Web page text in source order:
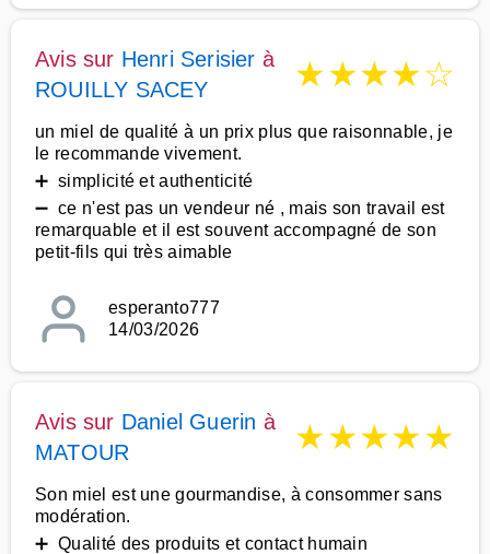
Avis sur Henri Serisier à
ROUILLY SACEY
★★★★☆
un miel de qualité à un prix plus que raisonnable, je
le recommande vivement.
➕ simplicité et authenticité
➖ ce n'est pas un vendeur né , mais son travail est
remarquable et il est souvent accompagné de son
petit-fils qui très aimable
esperanto777
14/03/2026
Avis sur Daniel Guerin à
MATOUR
★★★★★
Son miel est une gourmandise, à consommer sans
modération.
➕ Qualité des produits et contact humain